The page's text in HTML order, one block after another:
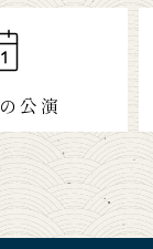
公演